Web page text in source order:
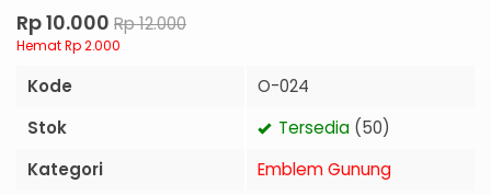
Rp 10.000 Rp 12.000
Hemat Rp 2.000
Kode
O-024
Stok
Tersedia (50)
Kategori
Emblem Gunung